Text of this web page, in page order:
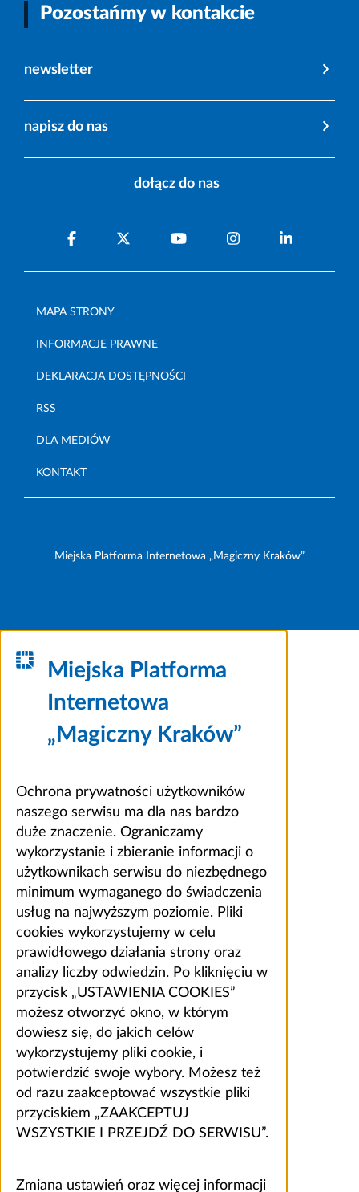
Pozostańmy w kontakcie
newsletter
napisz do nas
dołącz do nas
MAPA STRONY
INFORMACJE PRAWNE
DEKLARACJA DOSTĘPNOŚCI
RSS
DLA MEDIÓW
KONTAKT
Miejska Platforma Internetowa „Magiczny Kraków”
Miejska Platforma
Internetowa
„Magiczny Kraków”
Ochrona prywatności użytkowników
naszego serwisu ma dla nas bardzo
duże znaczenie. Ograniczamy
wykorzystanie i zbieranie informacji o
użytkownikach serwisu do niezbędnego
minimum wymaganego do świadczenia
usług na najwyższym poziomie. Pliki
cookies wykorzystujemy w celu
prawidłowego działania strony oraz
analizy liczby odwiedzin. Po kliknięciu w
przycisk „USTAWIENIA COOKIES”
możesz otworzyć okno, w którym
dowiesz się, do jakich celów
wykorzystujemy pliki cookie, i
potwierdzić swoje wybory. Możesz też
od razu zaakceptować wszystkie pliki
przyciskiem „ZAAKCEPTUJ
WSZYSTKIE I PRZEJDŹ DO SERWISU”.
Zmiana ustawień oraz więcej informacji